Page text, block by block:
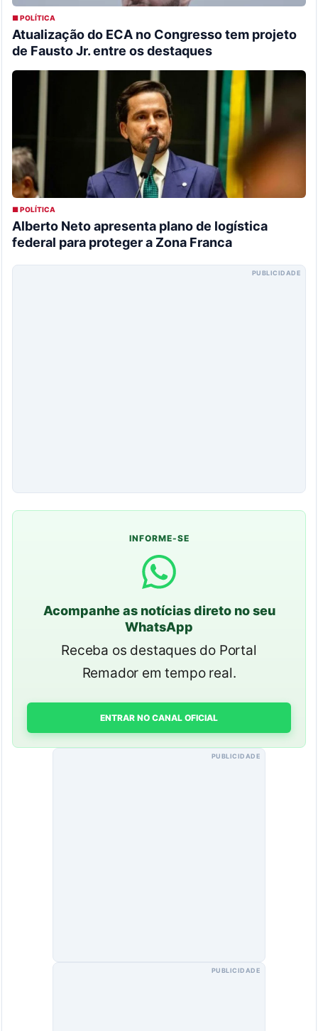
■ POLÍTICA
Atualização do ECA no Congresso tem projeto
de Fausto Jr. entre os destaques
■ POLÍTICA
Alberto Neto apresenta plano de logística
federal para proteger a Zona Franca
PUBLICIDADE
INFORME-SE
Acompanhe as notícias direto no seu
WhatsApp
Receba os destaques do Portal
Remador em tempo real.
ENTRAR NO CANAL OFICIAL
PUBLICIDADE
PUBLICIDADE